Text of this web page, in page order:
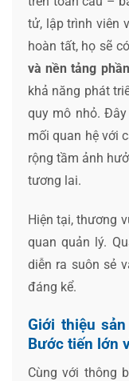
tử, lập trình viên
hoàn tất, họ sẽ
và nền tảng
khả năng phát
quy mô nhỏ.
mối quan hệ với
rộng tầm ảnh
tương lai.
Hiện tại, thương
quan quản lý.
diễn ra suôn sẻ
đáng kể.
Giới thiệu
Bước tiến lớn
Cùng với thông